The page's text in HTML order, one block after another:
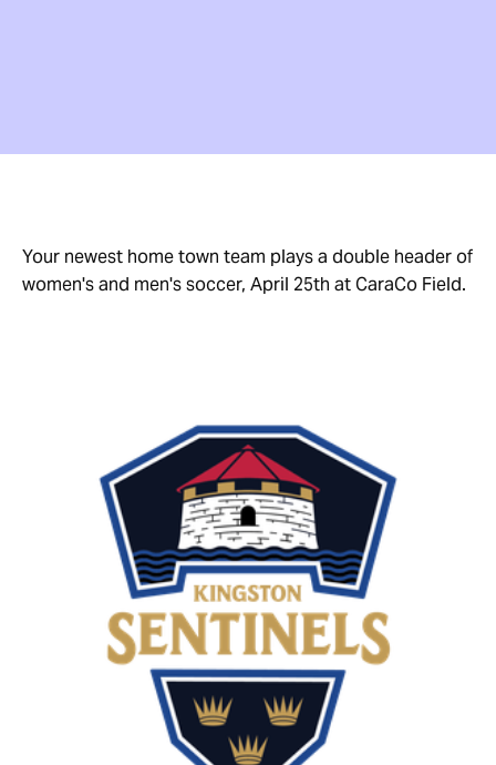
Your newest home town team plays a double header of
women's and men's soccer, April 25th at CaraCo Field.